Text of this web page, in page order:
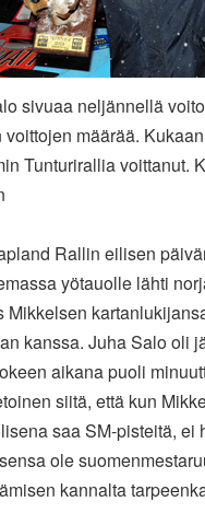
sivuaa neljännellä
voittojen määrää.
Tunturirallia voittanut.
Rallin eilisen
yötauolle lähti
Mikkelsen
kanssa. Juha Salo oli
aikana puoli
siitä, että kun
saa SM-pisteitä, ei
ole
kannalta